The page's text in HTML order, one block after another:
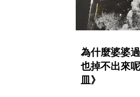
為什麼婆婆
也掉不出來
皿》